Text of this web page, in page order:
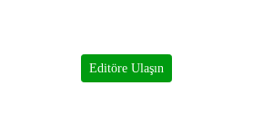
Editöre Ulaşın